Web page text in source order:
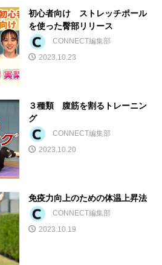
初心者向け ストレッチポール
を使った臀部リリース
CONNECT編集部
2023.10.23
３種類 腹筋を割るトレーニン
グ
CONNECT編集部
2023.10.20
免疫力向上のための体温上昇法
CONNECT編集部
2023.10.19